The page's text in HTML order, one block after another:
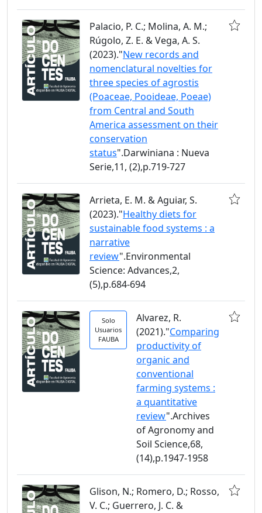
Palacio, P. C.; Molina, A. M.;
Rúgolo, Z. E. & Vega, A. S.
(2023)."New records and
nomenclatural novelties for
three species of agrostis
(Poaceae, Pooideae, Poeae)
from Central and South
America assessment on their
conservation
status".Darwiniana : Nueva
Serie,11, (2),p.719-727
Arrieta, E. M. & Aguiar, S.
(2023)."Healthy diets for
sustainable food systems : a
narrative
review".Environmental
Science: Advances,2,
(5),p.684-694
Solo
Usuarios
FAUBA
Alvarez, R.
(2021)."Comparing
productivity of
organic and
conventional
farming systems :
a quantitative
review".Archives
of Agronomy and
Soil Science,68,
(14),p.1947-1958
Glison, N.; Romero, D.; Rosso,
V. C.; Guerrero, J. C. &